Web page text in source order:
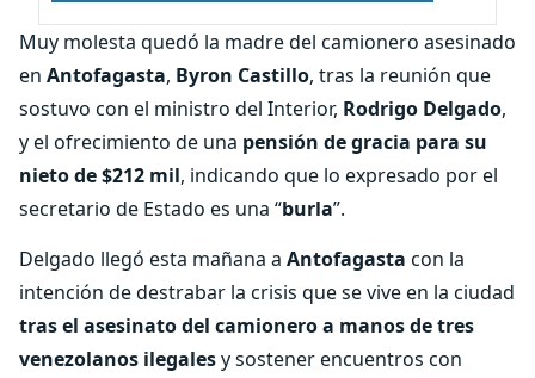
Muy molesta quedó la madre del camionero asesinado
en Antofagasta, Byron Castillo, tras la reunión que
sostuvo con el ministro del Interior, Rodrigo Delgado,
y el ofrecimiento de una pensión de gracia para su
nieto de $212 mil, indicando que lo expresado por el
secretario de Estado es una “burla”.
Delgado llegó esta mañana a Antofagasta con la
intención de destrabar la crisis que se vive en la ciudad
tras el asesinato del camionero a manos de tres
venezolanos ilegalesy sostener encuentros con